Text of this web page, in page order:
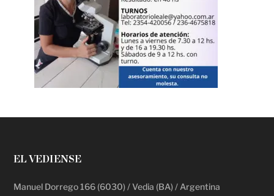
EL VEDIENSE
Manuel Dorrego 166 (6030) / Vedia (BA) / Argentina